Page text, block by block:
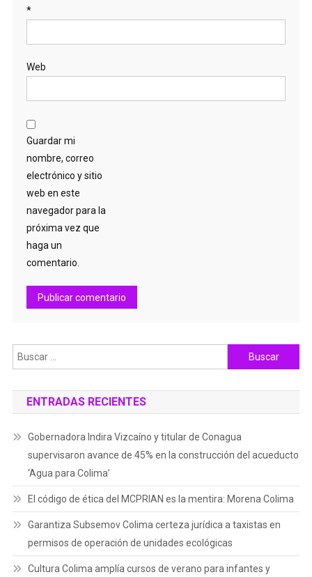
*
Web
Guardar mi
nombre, correo
electrónico y sitio
web en este
navegador para la
próxima vez que
haga un
comentario.
Buscar:
ENTRADAS RECIENTES
Gobernadora Indira Vizcaíno y titular de Conagua
supervisaron avance de 45% en la construcción del acueducto
‘Agua para Colima’
El código de ética del MCPRIAN es la mentira: Morena Colima
Garantiza Subsemov Colima certeza jurídica a taxistas en
permisos de operación de unidades ecológicas
Cultura Colima amplía cursos de verano para infantes y